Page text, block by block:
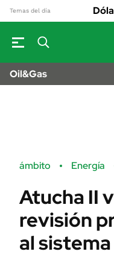
Temas del día
Banco de Datos
FINANZAS
Dólar
Oil&Gas
ámbito Energía
Atucha II
revisión
al